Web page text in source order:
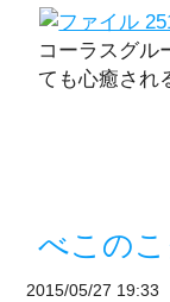
コーラスグル
ても心癒され
べこの
2015/05/27 19:33